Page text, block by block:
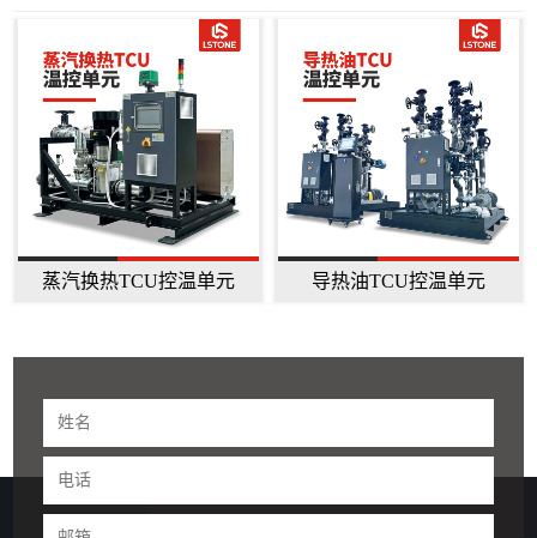
蒸汽换热TCU控温单元 导热油TCU控温单元